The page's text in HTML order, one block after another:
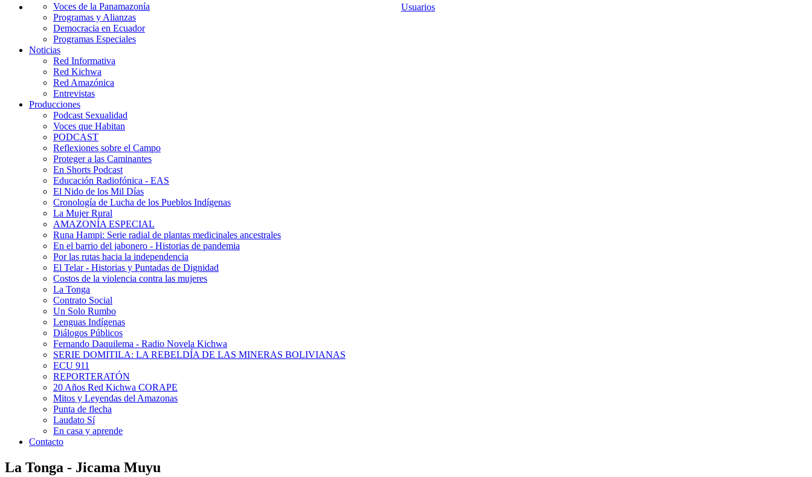
Usuarios
Voces de la Panamazonía
Programas y Alianzas
Democracia en Ecuador
Programas Especiales
Noticias
Red Informativa
Red Kichwa
Red Amazónica
Entrevistas
Producciones
Podcast Sexualidad
Voces que Habitan
PODCAST
Reflexiones sobre el Campo
Proteger a las Caminantes
En Shorts Podcast
Educación Radiofónica - EAS
El Nido de los Mil Días
Cronología de Lucha de los Pueblos Indígenas
La Mujer Rural
AMAZONÍA ESPECIAL
Runa Hampi: Serie radial de plantas medicinales ancestrales
En el barrio del jabonero - Historias de pandemia
Por las rutas hacia la independencia
El Telar - Historias y Puntadas de Dignidad
Costos de la violencia contra las mujeres
La Tonga
Contrato Social
Un Solo Rumbo
Lenguas Indígenas
Diálogos Públicos
Fernando Daquilema - Radio Novela Kichwa
SERIE DOMITILA: LA REBELDÍA DE LAS MINERAS BOLIVIANAS
ECU 911
REPORTERATÓN
20 Años Red Kichwa CORAPE
Mitos y Leyendas del Amazonas
Punta de flecha
Laudato Sí
En casa y aprende
Contacto
La Tonga - Jicama Muyu